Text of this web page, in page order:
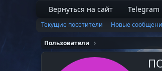
Вернуться на сайт Telegram
Текущие посетители Новые
Пользователи